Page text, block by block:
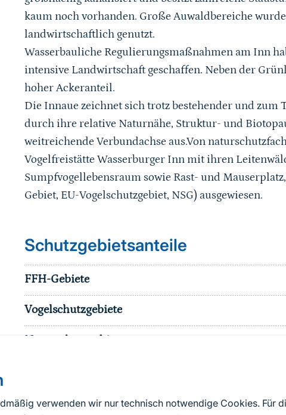
verwenden wir nur technisch notwendige Cookies. Für
kaum noch vorhanden. Große Auwaldbereiche
landwirtschaftlich genutzt.
Wasserbauliche Regulierungsmaßnahmen am Inn
intensive Landwirtschaft geschaffen. Neben der
hoher Ackeranteil.
Die Innaue zeichnet sich trotz bestehender und
durch ihre relative Naturnähe, Struktur- und
weitreichende Verbundachse aus.Von
Vogelfreistätte Wasserburger Inn mit ihren
Sumpfvogellebensraum sowie Rast- und
Gebiet, EU-Vogelschutzgebiet, NSG) ausgewiesen.
Schutzgebietsanteile
FFH-Gebiete
Vogelschutzgebiete
Naturschutzgebiete
sonst. Schutzgebiete